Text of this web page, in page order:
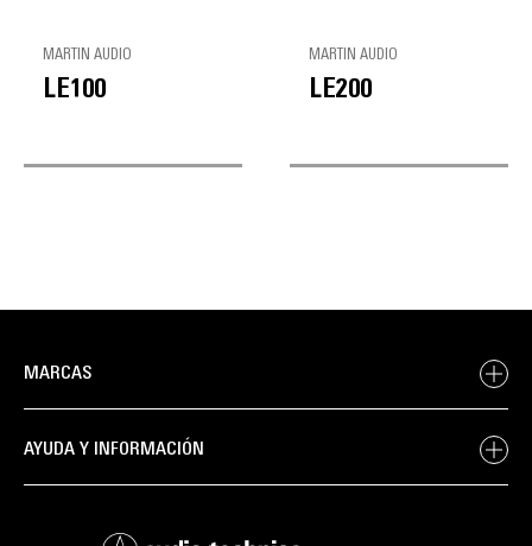
MARTIN AUDIO
LE100
MARTIN AUDIO
LE200
MARCAS
AYUDA Y INFORMACIÓN